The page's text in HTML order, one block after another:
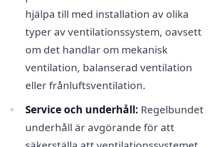
hjälpa till med installation av olika
typer av ventilationssystem, oavsett
om det handlar om mekanisk
ventilation, balanserad ventilation
eller frånluftsventilation.
Service och underhåll: Regelbundet
underhåll är avgörande för att